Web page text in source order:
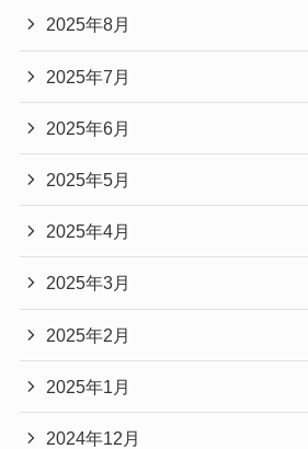
2025年8月
2025年7月
2025年6月
2025年5月
2025年4月
2025年3月
2025年2月
2025年1月
2024年12月